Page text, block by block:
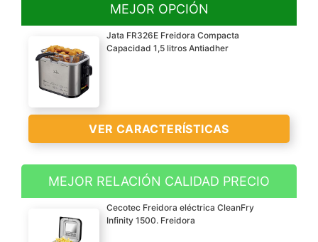
MEJOR OPCIÓN
Jata FR326E Freidora Compacta
Capacidad 1,5 litros Antiadher
VER CARACTERÍSTICAS
Tamaño: La freidora
FR326E es perfecta para
cualquier cocina de casa
MEJOR RELACIÓN CALIDAD PRECIO
Cecotec Freidora eléctrica CleanFry
Infinity 1500. Freidora